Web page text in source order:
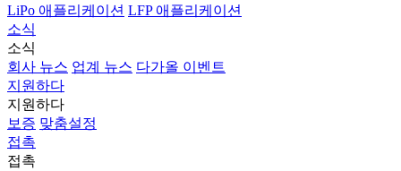
LiPo 애플리케이션 LFP 애플리케이션
소식
소식
회사 뉴스 업계 뉴스 다가올 이벤트
지원하다
지원하다
보증 맞춤설정
접촉
접촉